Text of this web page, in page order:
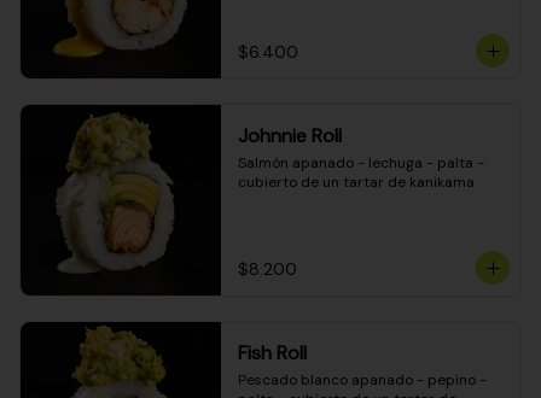
$6.400
Johnnie Roll
Salmón apanado - lechuga - palta -
cubierto de un tartar de kanikama
$8.200
Fish Roll
Pescado blanco apanado - pepino -